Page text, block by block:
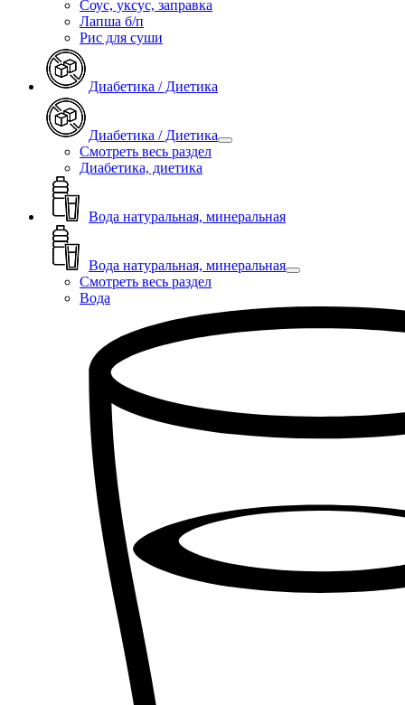
Соус, уксус, заправка
Лапша б/п
Рис для суши
Диабетика / Диетика
Диабетика / Диетика
Смотреть весь раздел
Диабетика, диетика
Вода натуральная, минеральная
Вода натуральная, минеральная
Смотреть весь раздел
Вода